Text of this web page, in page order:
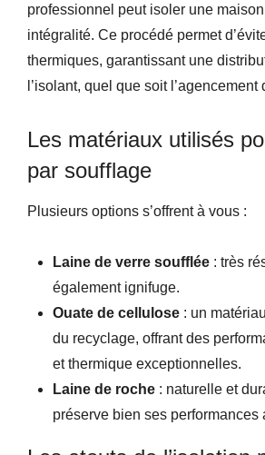
professionnel peut isoler une
intégralité. Ce procédé permet
thermiques, garantissant une
l’isolant, quel que soit l’agencement
Les matériaux utilisés
par soufflage
Plusieurs options s’offrent à vous :
Laine de verre soufflée : très
également ignifuge.
Ouate de cellulose : un
du recyclage, offrant des
et thermique exceptionnelles.
Laine de roche : naturelle et
préserve bien ses performances